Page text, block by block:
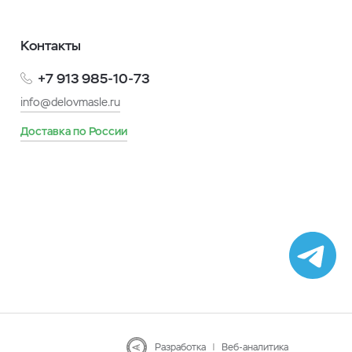
Контакты
+7 913 985-10-73
info@delovmasle.ru
Доставка по России
Разработка | Веб-аналитика